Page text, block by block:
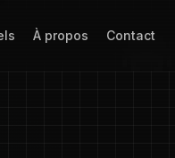
À propos Contact